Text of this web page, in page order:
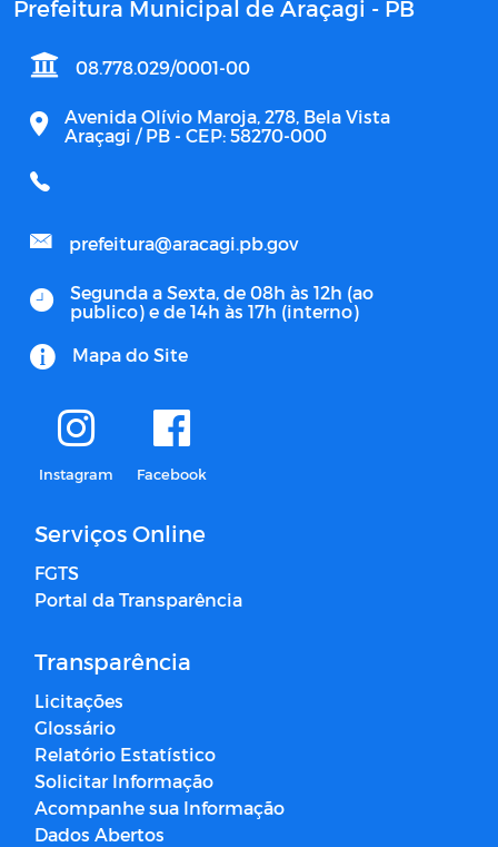
Prefeitura Municipal de Araçagi - PB
08.778.029/0001-00
Avenida Olívio Maroja, 278, Bela Vista
Araçagi / PB - CEP: 58270-000
prefeitura@aracagi.pb.gov
Segunda a Sexta, de 08h às 12h (ao
publico) e de 14h às 17h (interno)
Mapa do Site
Instagram Facebook
Serviços Online
FGTS
Portal da Transparência
Transparência
Licitações
Glossário
Relatório Estatístico
Solicitar Informação
Acompanhe sua Informação
Dados Abertos